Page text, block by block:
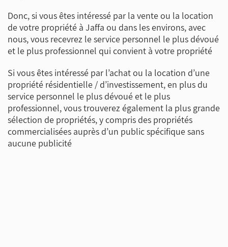
Donc, si vous êtes intéressé par la vente ou la location
de votre propriété à Jaffa ou dans les environs, avec
nous, vous recevrez le service personnel le plus dévoué
et le plus professionnel qui convient à votre propriété
Si vous êtes intéressé par l’achat ou la location d’une
propriété résidentielle / d’investissement, en plus du
service personnel le plus dévoué et le plus
professionnel, vous trouverez également la plus grande
sélection de propriétés, y compris des propriétés
commercialisées auprès d’un public spécifique sans
aucune publicité